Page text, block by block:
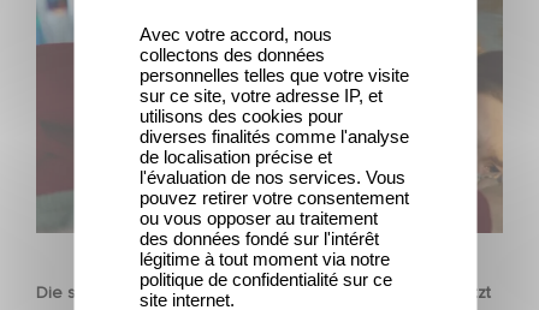
SERIEN
Die sechsteilige Miniserie RESET – Wie weit gehst du? jetzt
jetzt auf Disney+ streamen.
Avec votre accord, nous
collectons des données
personnelles telles que votre visite
sur ce site, votre adresse IP, et
utilisons des cookies pour
diverses finalités comme l'analyse
de localisation précise et
l'évaluation de nos services. Vous
pouvez retirer votre consentement
ou vous opposer au traitement
des données fondé sur l'intérêt
légitime à tout moment via notre
politique de confidentialité sur ce
site internet.